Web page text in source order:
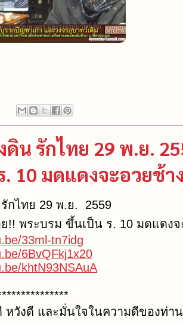
ดิน รักไทย 29 พ.ย.
10 มดแดงจะอวยช้า
กไทย 29 พ.ย. 2559
!! พระบรม ขึ้นเป็น ร. 10 มดแดง
33ml-tn7idg
6BvQFkj1x20
khtN93NSAuA
หวังดี และมั่นใจในความดีของท่า